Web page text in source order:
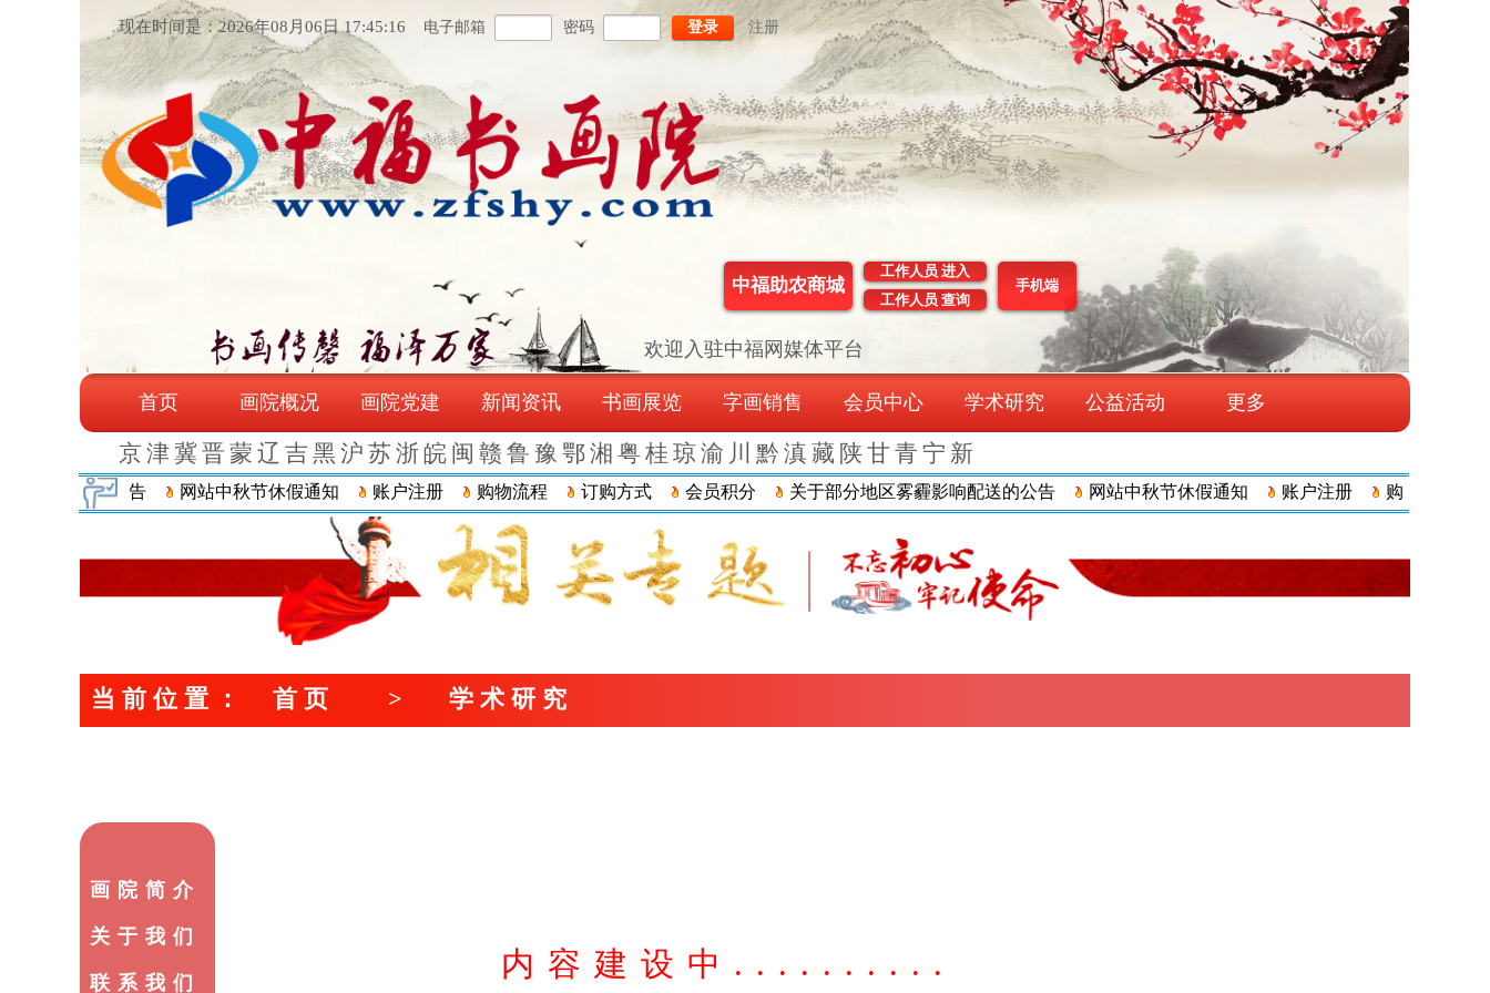
电子邮箱 密码 登录 注册
现在时间是：2026年08月06日 17:45:16
工作人员 进入
中福助农商城
手机端
工作人员 查询
欢迎入驻中福网媒体平台
首页 画院概况 画院党建 新闻资讯 书画展览 字画销售 会员中心 学术研究 公益活动 更多
京 津冀晋 蒙 辽 吉 黑 沪 苏 浙皖 闽 赣 鲁 豫 鄂 湘 粤 桂 琼渝 川 黔 滇 藏 陕甘 青 宁 新
响配送的公告 网站中秋节休假通知 账户注册 购物流程 订购方式 会员积分 关于部分地区雾霾影响配送的公告 网站中秋节休假通知 账户注册 购物流程
当前位置 ： 首页 >学术研究
画院简介
关于我们
联系我们
内容建设中..........